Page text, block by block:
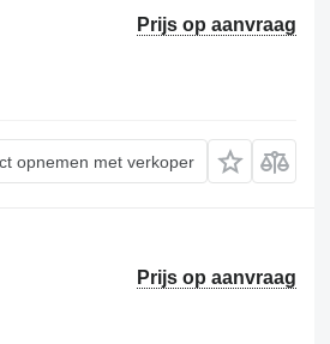
Prijs op aanvraag
opnemen met verkoper
Prijs op aanvraag